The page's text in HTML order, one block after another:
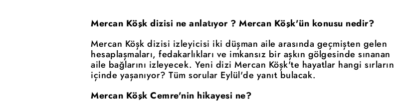
Mercan Köşk dizisi ne anlatıyor ? Mercan Köşk'ün konusu nedir?
Mercan Köşk dizisi izleyicisi iki düşman aile arasında geçmişten gelen
hesaplaşmaları, fedakarlıkları ve imkansız bir aşkın gölgesinde sınanan
aile bağlarını izleyecek. Yeni dizi Mercan Köşk'te hayatlar hangi sırların
içinde yaşanıyor? Tüm sorular Eylül'de yanıt bulacak.
Mercan Köşk Cemre'nin hikayesi ne?